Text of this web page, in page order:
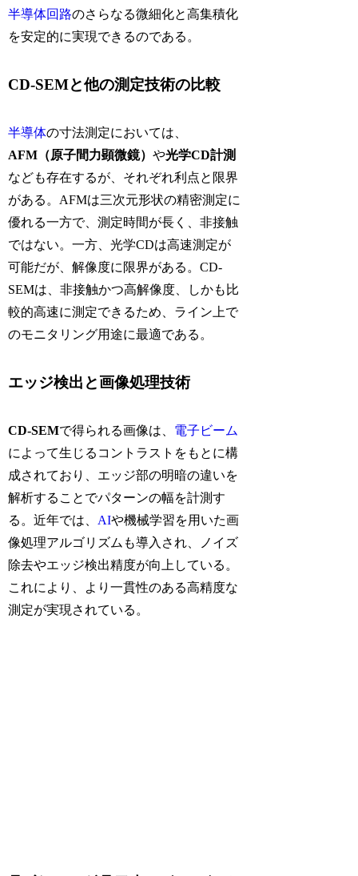
半導体回路のさらなる微細化と高集積化
を安定的に実現できるのである。
CD-SEMと他の測定技術の比較
半導体の寸法測定においては、
AFM（原子間力顕微鏡）や光学CD計測
なども存在するが、それぞれ利点と限界
がある。AFMは三次元形状の精密測定に
優れる一方で、測定時間が長く、非接触
ではない。一方、光学CDは高速測定が
可能だが、解像度に限界がある。CD-
SEMは、非接触かつ高解像度、しかも比
較的高速に測定できるため、ライン上で
のモニタリング用途に最適である。
エッジ検出と画像処理技術
CD-SEMで得られる画像は、 電子ビーム
によって生じるコントラストをもとに構
成されており、エッジ部の明暗の違いを
解析することでパターンの幅を計測す
る。近年では、AIや機械学習を用いた画
像処理アルゴリズムも導入され、ノイズ
除去やエッジ検出精度が向上している。
これにより、より一貫性のある高精度な
測定が実現されている。